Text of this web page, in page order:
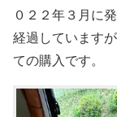
０２２年３月に
経過しています
ての購入です。